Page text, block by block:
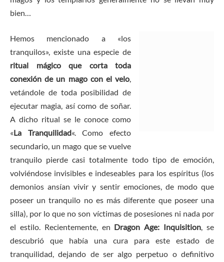
bien…
Hemos mencionado a «los
tranquilos», existe una especie de
ritual mágico que corta toda
conexión de un mago con el velo,
vetándole de toda posibilidad de
ejecutar magia, así como de soñar.
A dicho ritual se le conoce como
«La Tranquilidad«. Como efecto
secundario, un mago que se vuelve
tranquilo pierde casi totalmente todo tipo de emoción,
volviéndose invisibles e indeseables para los espíritus (los
demonios ansían vivir y sentir emociones, de modo que
poseer un tranquilo no es más diferente que poseer una
silla), por lo que no son víctimas de posesiones ni nada por
el estilo. Recientemente, en Dragon Age: Inquisition, se
descubrió que había una cura para este estado de
tranquilidad, dejando de ser algo perpetuo o definitivo